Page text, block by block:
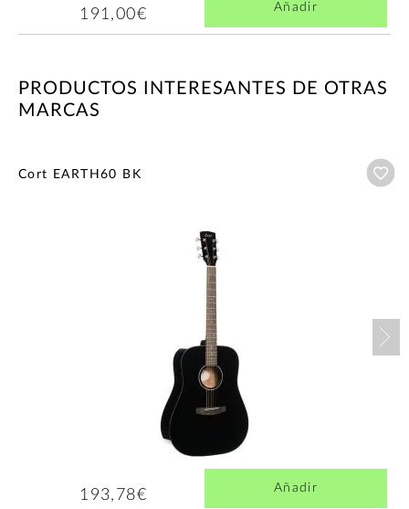
191,00€ Añadir
PRODUCTOS INTERESANTES DE OTRAS
MARCAS
Cort EARTH60 BK
193,78€ Añadir